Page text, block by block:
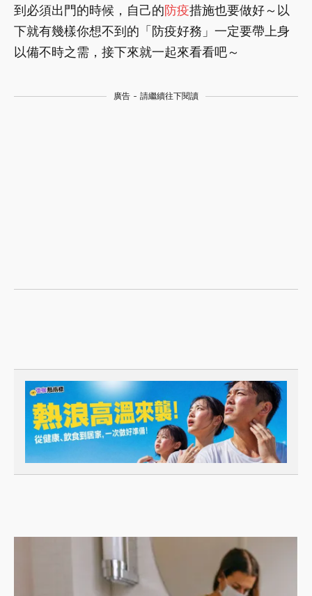
到必須出門的時候，自己的防疫措施也要做好～以
下就有幾樣你想不到的「防疫好務」一定要帶上身
以備不時之需，接下來就一起來看看吧～
廣告 - 請繼續往下閱讀